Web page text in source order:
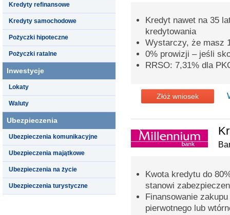
Kredyty refinansowe
Kredyty samochodowe
Pożyczki hipoteczne
Pożyczki ratalne
Inwestycje
Lokaty
Waluty
Ubezpieczenia
Ubezpieczenia komunikacyjne
Ubezpieczenia majątkowe
Ubezpieczenia na życie
Ubezpieczenia turystyczne
Kredyt nawet na 35
kredytowania
Wystarczy, że masz
0% prowizji – jeśli
RRSO: 7,31% dla
Złóż wniosek
Kwota kredytu do
stanowi
Finansowanie
pierwotnego lub